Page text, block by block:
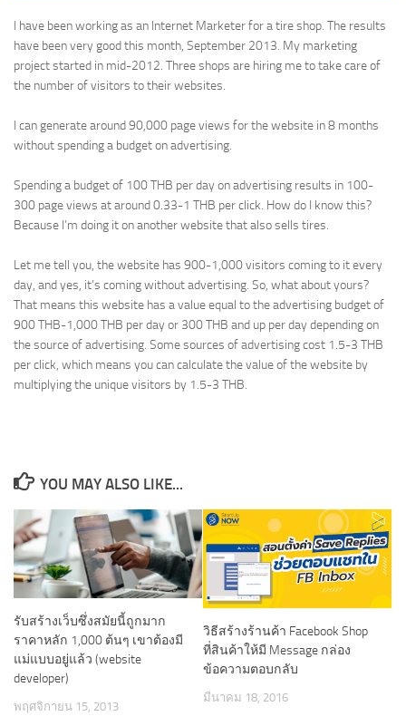
I have been working as an Internet Marketer for a tire shop. The results
have been very good this month, September 2013. My marketing
project started in mid-2012. Three shops are hiring me to take care of
the number of visitors to their websites.
I can generate around 90,000 page views for the website in 8 months
without spending a budget on advertising.
Spending a budget of 100 THB per day on advertising results in 100-
300 page views at around 0.33-1 THB per click. How do I know this?
Because I’m doing it on another website that also sells tires.
Let me tell you, the website has 900-1,000 visitors coming to it every
day, and yes, it’s coming without advertising. So, what about yours?
That means this website has a value equal to the advertising budget of
900 THB-1,000 THB per day or 300 THB and up per day depending on
the source of advertising. Some sources of advertising cost 1.5-3 THB
per click, which means you can calculate the value of the website by
multiplying the unique visitors by 1.5-3 THB.
YOU MAY ALSO LIKE...
รับสร้างเว็บซึ่งสมัยนี้ถูกมาก
ราคาหลัก 1,000 ต้นๆ เขาต้องมี
แม่แบบอยู่แล้ว (website
developer)
พฤศจิกายน 15, 2013
วิธีสร้างร้านค้า Facebook Shop
ที่สินค้าให้มี Message กล่อง
ข้อความตอบกลับ
มีนาคม 18, 2016